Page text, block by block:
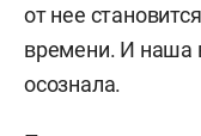
от нее
времени. И наша
осознала.